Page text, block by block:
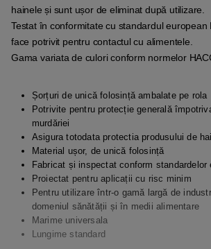
hainele și sunt ușor de eliminat după utilizare.
Testat în conformitate cu standardul european
face potrivit pentru contactul cu alimentele.
Gama variata de culori conform normelor
Șorțuri de unică folosință ambalate pe rola
Potrivite pentru protecție generală
murdăriei
Asigura totodata protectia produsului de
Material ușor, de unică folosință
Fabricat și inspectat conform standardelor
Proiectat pentru aplicații cu risc minim
Pentru utilizare într-o gamă largă de
domeniul sănătății și în medii alimentare
Marime universala
Lungime standard